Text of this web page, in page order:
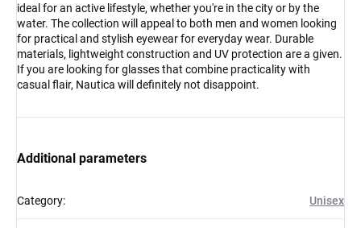
ideal for an active lifestyle, whether you're in the city or by the
water. The collection will appeal to both men and women looking
for practical and stylish eyewear for everyday wear. Durable
materials, lightweight construction and UV protection are a given.
If you are looking for glasses that combine practicality with
casual flair, Nautica will definitely not disappoint.
Additional parameters
Category: Unisex